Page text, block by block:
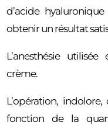
d’acide
obtenir un résultat
L’anesthésie
crème.
L’opération,
fonction de la